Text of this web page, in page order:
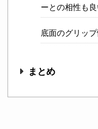
ーとの相性も
底面のグリッ
まとめ